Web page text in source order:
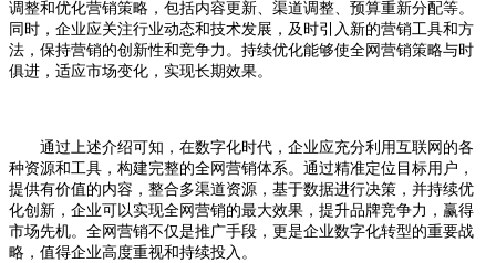
调整和优化营销策略，包括内容更新、渠道调整、预算重新分配等。
同时，企业应关注行业动态和技术发展，及时引入新的营销工具和方
法，保持营销的创新性和竞争力。持续优化能够使全网营销策略与时
俱进，适应市场变化，实现长期效果。
通过上述介绍可知，在数字化时代，企业应充分利用互联网的各
种资源和工具，构建完整的全网营销体系。通过精准定位目标用户，
提供有价值的内容，整合多渠道资源，基于数据进行决策，并持续优
化创新，企业可以实现全网营销的最大效果，提升品牌竞争力，赢得
市场先机。全网营销不仅是推广手段，更是企业数字化转型的重要战
略，值得企业高度重视和持续投入。